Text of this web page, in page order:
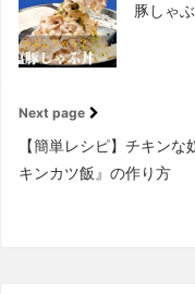
豚しゃ
Next page
【簡単レシピ】チキン
キンカツ飯』の作り方